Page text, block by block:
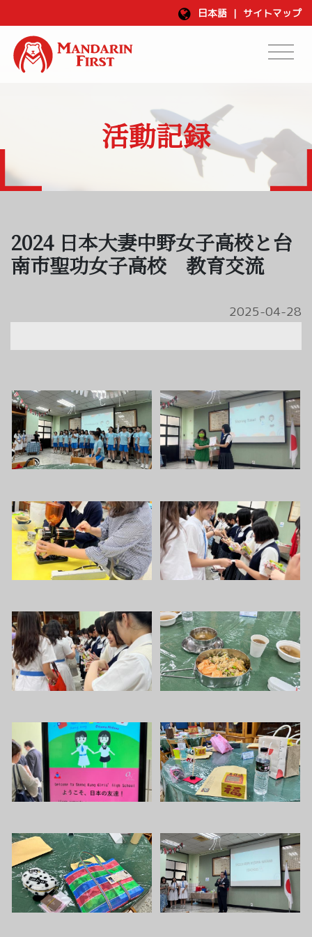
日本語 | サイトマップ
活動記録
2024 日本大妻中野女子高校と台
南市聖功女子高校 教育交流
2025-04-28